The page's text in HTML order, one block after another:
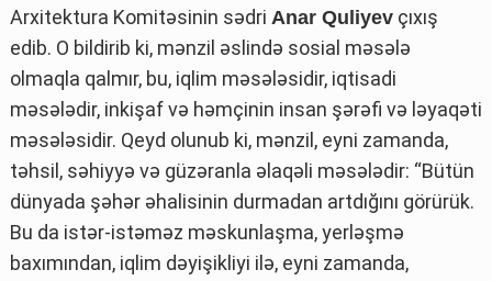
Arxitektura Komitəsinin sədri Anar Quliyev çıxış
edib. O bildirib ki, mənzil əslində sosial məsələ
olmaqla qalmır, bu, iqlim məsələsidir, iqtisadi
məsələdir, inkişaf və həmçinin insan şərəfi və ləyaqəti
məsələsidir. Qeyd olunub ki, mənzil, eyni zamanda,
təhsil, səhiyyə və güzəranla əlaqəli məsələdir: “Bütün
dünyada şəhər əhalisinin durmadan artdığını görürük.
Bu da istər-istəməz məskunlaşma, yerləşmə
baxımından, iqlim dəyişikliyi ilə, eyni zamanda,